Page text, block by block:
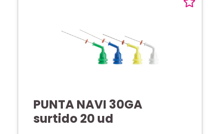
PUNTA NAVI 30GA
surtido 20 ud